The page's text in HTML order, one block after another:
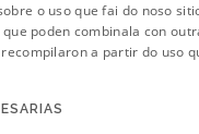
o uso que fai do noso
poden combinala con
a partir do uso